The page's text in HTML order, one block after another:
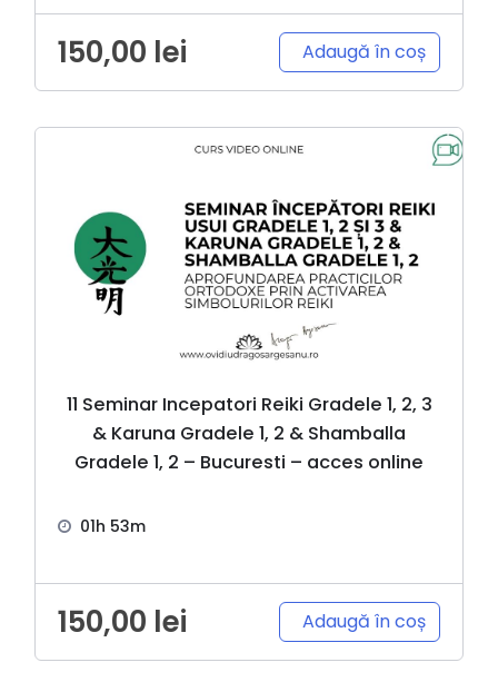
150,00 lei Adaugă în coș
11 Seminar Incepatori Reiki Gradele 1, 2, 3
& Karuna Gradele 1, 2 & Shamballa
Gradele 1, 2 – Bucuresti – acces online
01h 53m
150,00 lei Adaugă în coș